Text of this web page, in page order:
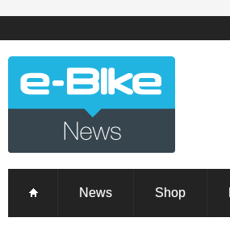
News Shop